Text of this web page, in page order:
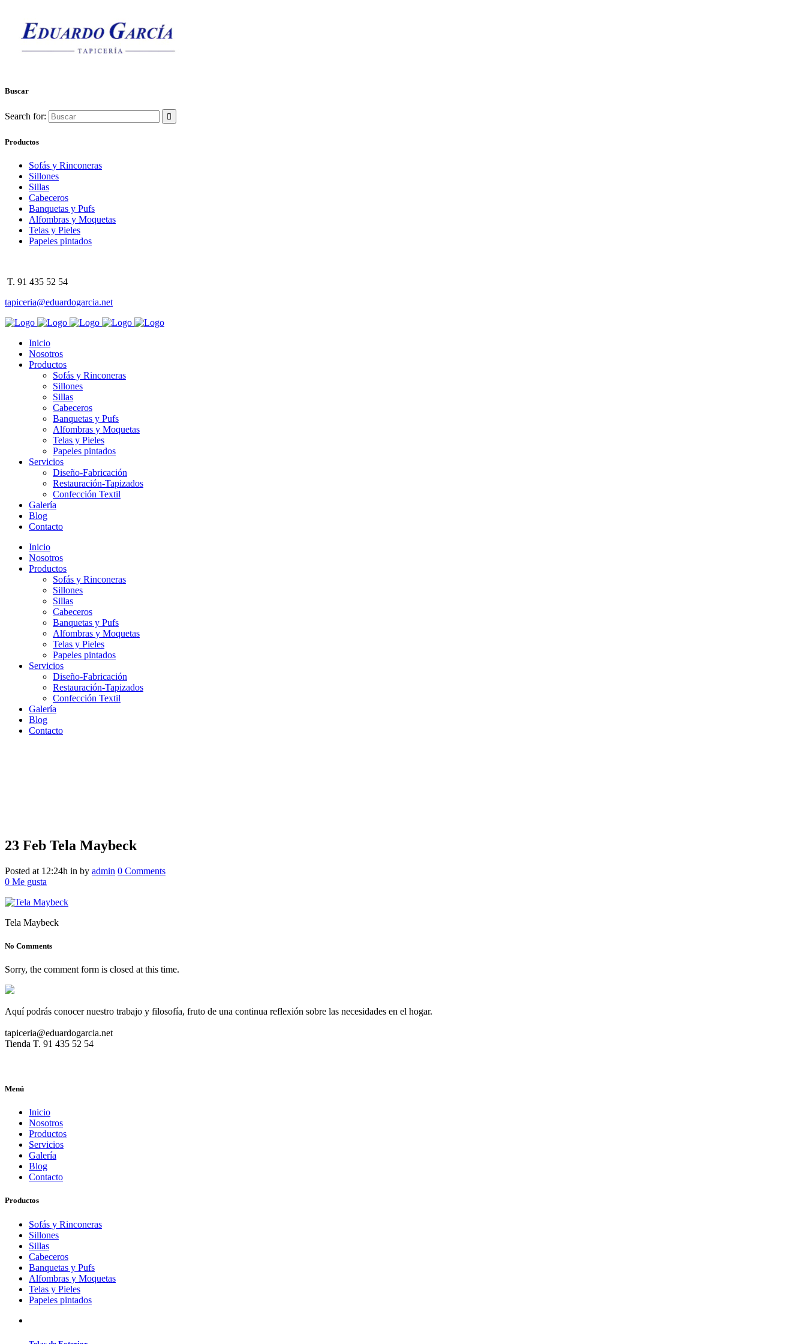
Buscar
Search for:
Productos
Sofás y Rinconeras
Sillones
Sillas
Cabeceros
Banquetas y Pufs
Alfombras y Moquetas
Telas y Pieles
Papeles pintados
T. 91 435 52 54
tapiceria@eduardogarcia.net
Inicio
Nosotros
Productos
Sofás y Rinconeras
Sillones
Sillas
Cabeceros
Banquetas y Pufs
Alfombras y Moquetas
Telas y Pieles
Papeles pintados
Servicios
Diseño-Fabricación
Restauración-Tapizados
Confección Textil
Galería
Blog
Contacto
Inicio
Nosotros
Productos
Sofás y Rinconeras
Sillones
Sillas
Cabeceros
Banquetas y Pufs
Alfombras y Moquetas
Telas y Pieles
Papeles pintados
Servicios
Diseño-Fabricación
Restauración-Tapizados
Confección Textil
Galería
Blog
Contacto
Tela Maybeck
23 Feb Tela Maybeck
Posted at 12:24h in by admin 0 Comments
0 Me gusta
Tela Maybeck
No Comments
Sorry, the comment form is closed at this time.
Aquí podrás conocer nuestro trabajo y filosofía, fruto de una continua reflexión sobre las necesidades en el hogar.
tapiceria@eduardogarcia.net
Tienda T. 91 435 52 54
Menú
Inicio
Nosotros
Productos
Servicios
Galería
Blog
Contacto
Productos
Sofás y Rinconeras
Sillones
Sillas
Cabeceros
Banquetas y Pufs
Alfombras y Moquetas
Telas y Pieles
Papeles pintados